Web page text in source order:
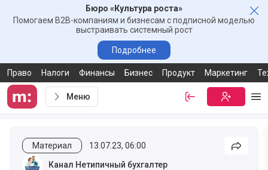
Бюро «Культура роста»
Помогаем B2B-компаниям и бизнесам с подписной моделью
выстраивать системный рост
Подробнее
Право Налоги Финансы Бизнес Продукт Маркетинг
Меню Войти
Материал 13.07.23, 06:00
Канал Нетипичный бухгалтер